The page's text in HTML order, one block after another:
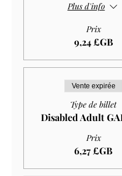
Plus d'info
Prix
9,24 £GB
Vente expirée
Type de billet
Disabled Adult
Prix
6,27 £GB